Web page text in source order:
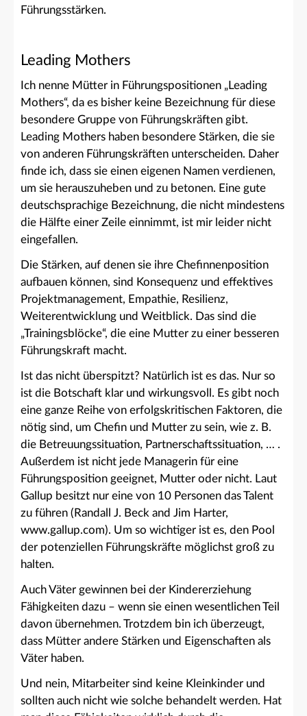
Führungsstärken.
Leading Mothers
Ich nenne Mütter in Führungspositionen „Leading
Mothers“, da es bisher keine Bezeichnung für diese
besondere Gruppe von Führungskräften gibt.
Leading Mothers haben besondere Stärken, die sie
von anderen Führungskräften unterscheiden. Daher
finde ich, dass sie einen eigenen Namen verdienen,
um sie herauszuheben und zu betonen. Eine gute
deutschsprachige Bezeichnung, die nicht mindestens
die Hälfte einer Zeile einnimmt, ist mir leider nicht
eingefallen.
Die Stärken, auf denen sie ihre Chefinnenposition
aufbauen können, sind Konsequenz und effektives
Projektmanagement, Empathie, Resilienz,
Weiterentwicklung und Weitblick. Das sind die
„Trainingsblöcke“, die eine Mutter zu einer besseren
Führungskraft macht.
Ist das nicht überspitzt? Natürlich ist es das. Nur so
ist die Botschaft klar und wirkungsvoll. Es gibt noch
eine ganze Reihe von erfolgskritischen Faktoren, die
nötig sind, um Chefin und Mutter zu sein, wie z. B.
die Betreuungssituation, Partnerschaftssituation, … .
Außerdem ist nicht jede Managerin für eine
Führungsposition geeignet, Mutter oder nicht. Laut
Gallup besitzt nur eine von 10 Personen das Talent
zu führen (Randall J. Beck and Jim Harter,
www.gallup.com). Um so wichtiger ist es, den Pool
der potenziellen Führungskräfte möglichst groß zu
halten.
Auch Väter gewinnen bei der Kindererziehung
Fähigkeiten dazu – wenn sie einen wesentlichen Teil
davon übernehmen. Trotzdem bin ich überzeugt,
dass Mütter andere Stärken und Eigenschaften als
Väter haben.
Und nein, Mitarbeiter sind keine Kleinkinder und
sollten auch nicht wie solche behandelt werden. Hat